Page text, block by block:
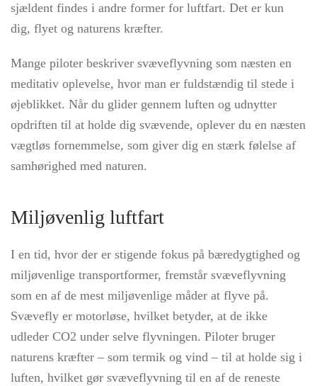
sjældent findes i andre former for luftfart. Det er kun
dig, flyet og naturens kræfter.
Mange piloter beskriver svæveflyvning som næsten en
meditativ oplevelse, hvor man er fuldstændig til stede i
øjeblikket. Når du glider gennem luften og udnytter
opdriften til at holde dig svævende, oplever du en næsten
vægtløs fornemmelse, som giver dig en stærk følelse af
samhørighed med naturen.
Miljøvenlig luftfart
I en tid, hvor der er stigende fokus på bæredygtighed og
miljøvenlige transportformer, fremstår svæveflyvning
som en af de mest miljøvenlige måder at flyve på.
Svævefly er motorløse, hvilket betyder, at de ikke
udleder CO2 under selve flyvningen. Piloter bruger
naturens kræfter – som termik og vind – til at holde sig i
luften, hvilket gør svæveflyvning til en af de reneste